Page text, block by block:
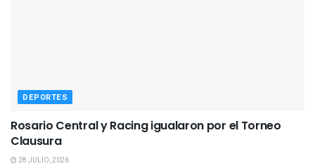
DEPORTES
Rosario Central y Racing igualaron por el Torneo
Clausura
28 JULIO, 2026